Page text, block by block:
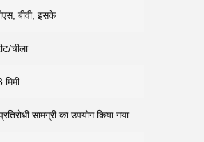
बीवी, इसके
चीला
सामग्री का उपयोग किया गया